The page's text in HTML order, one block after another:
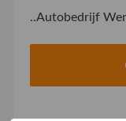
..Autobedrijf